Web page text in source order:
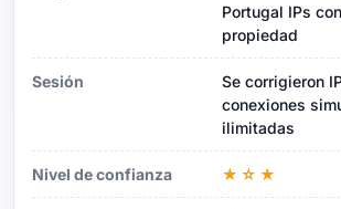
Portugal IPs
propiedad
Sesión
Se corrigieron
conexiones
ilimitadas
Nivel de confianza ★☆★